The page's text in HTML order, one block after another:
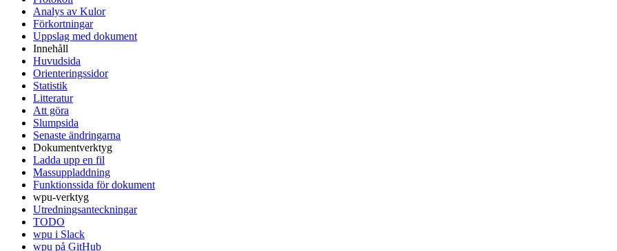
Analys av Kulor
Förkortningar
Uppslag med dokument
Innehåll
Huvudsida
Orienteringssidor
Statistik
Litteratur
Att göra
Slumpsida
Senaste ändringarna
Dokumentverktyg
Ladda upp en fil
Massuppladdning
Funktionssida för dokument
wpu-verktyg
Utredningsanteckningar
TODO
wpu i Slack
wpu på GitHub